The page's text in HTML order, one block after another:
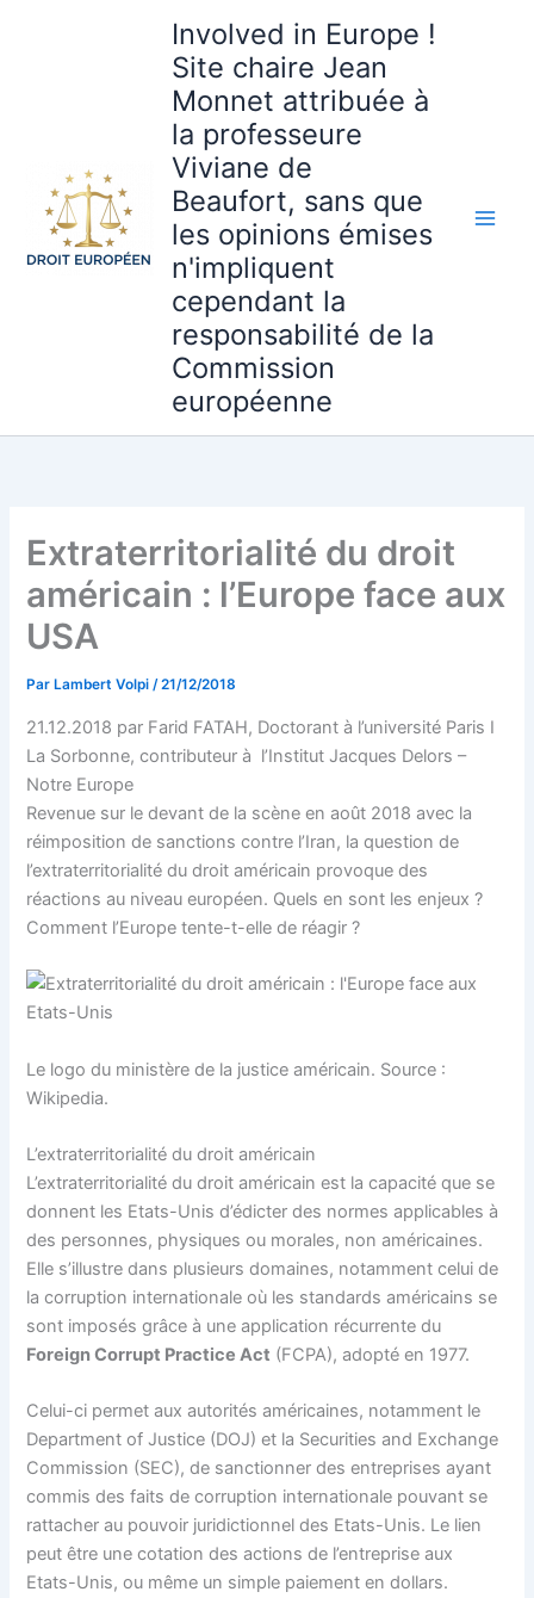
Involved in Europe !
Site chaire Jean
Monnet attribuée à
la professeure
Viviane de
Beaufort, sans que
les opinions émises
n'impliquent
cependant la
responsabilité de la
Commission
européenne
Extraterritorialité du droit
américain : l’Europe face aux
USA
Par Lambert Volpi/21/12/2018
21.12.2018 par Farid FATAH, Doctorant à l’université Paris I
La Sorbonne, contributeur à l’Institut Jacques Delors –
Notre Europe
Revenue sur le devant de la scène en août 2018 avec la
réimposition de sanctions contre l’Iran, la question de
l’extraterritorialité du droit américain provoque des
réactions au niveau européen. Quels en sont les enjeux ?
Comment l’Europe tente-t-elle de réagir ?
Le logo du ministère de la justice américain. Source :
Wikipedia.
L’extraterritorialité du droit américain
L’extraterritorialité du droit américain est la capacité que se
donnent les Etats-Unis d’édicter des normes applicables à
des personnes, physiques ou morales, non américaines.
Elle s’illustre dans plusieurs domaines, notamment celui de
la corruption internationale où les standards américains se
sont imposés grâce à une application récurrente du
Foreign Corrupt Practice Act (FCPA), adopté en 1977.
Celui-ci permet aux autorités américaines, notamment le
Department of Justice (DOJ) et la Securities and Exchange
Commission (SEC), de sanctionner des entreprises ayant
commis des faits de corruption internationale pouvant se
rattacher au pouvoir juridictionnel des Etats-Unis. Le lien
peut être une cotation des actions de l’entreprise aux
Etats-Unis, ou même un simple paiement en dollars.